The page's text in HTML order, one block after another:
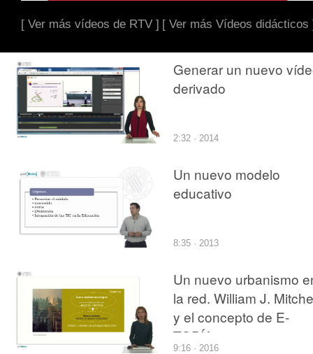
[ Ver más vídeos de RTV ] [ Ver más Vídeos didácticos
Generar un nuevo
derivado
2:32 · 2014
Un nuevo modelo
educativo
8:35 · 2013
Un nuevo urbanismo
la red. William J.
y el concepto de E-
TOPÍA
9:16 · 2016